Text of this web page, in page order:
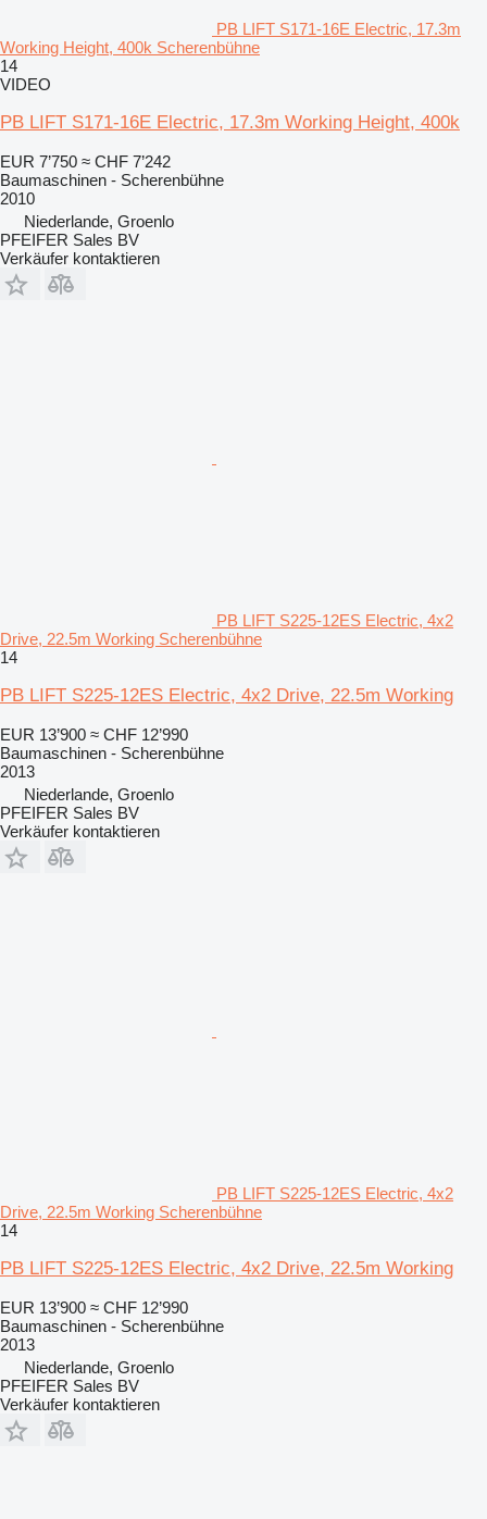
PB LIFT S171-16E Electric, 17.3m
Working Height, 400k Scherenbühne
14
VIDEO
PB LIFT S171-16E Electric, 17.3m Working Height, 400k
EUR 7’750 ≈ CHF 7’242
Baumaschinen - Scherenbühne
2010
Niederlande, Groenlo
PFEIFER Sales BV
Verkäufer kontaktieren
PB LIFT S225-12ES Electric, 4x2
Drive, 22.5m Working Scherenbühne
14
PB LIFT S225-12ES Electric, 4x2 Drive, 22.5m Working
EUR 13’900 ≈ CHF 12’990
Baumaschinen - Scherenbühne
2013
Niederlande, Groenlo
PFEIFER Sales BV
Verkäufer kontaktieren
PB LIFT S225-12ES Electric, 4x2
Drive, 22.5m Working Scherenbühne
14
PB LIFT S225-12ES Electric, 4x2 Drive, 22.5m Working
EUR 13’900 ≈ CHF 12’990
Baumaschinen - Scherenbühne
2013
Niederlande, Groenlo
PFEIFER Sales BV
Verkäufer kontaktieren